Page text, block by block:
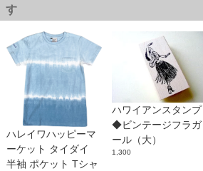
す
ハレイワハッピーマ
ーケット タイダイ
半袖 ポケット Tシャ
ハワイアンスタンプ
◆ビンテージフラガ
ール（大）
1,300